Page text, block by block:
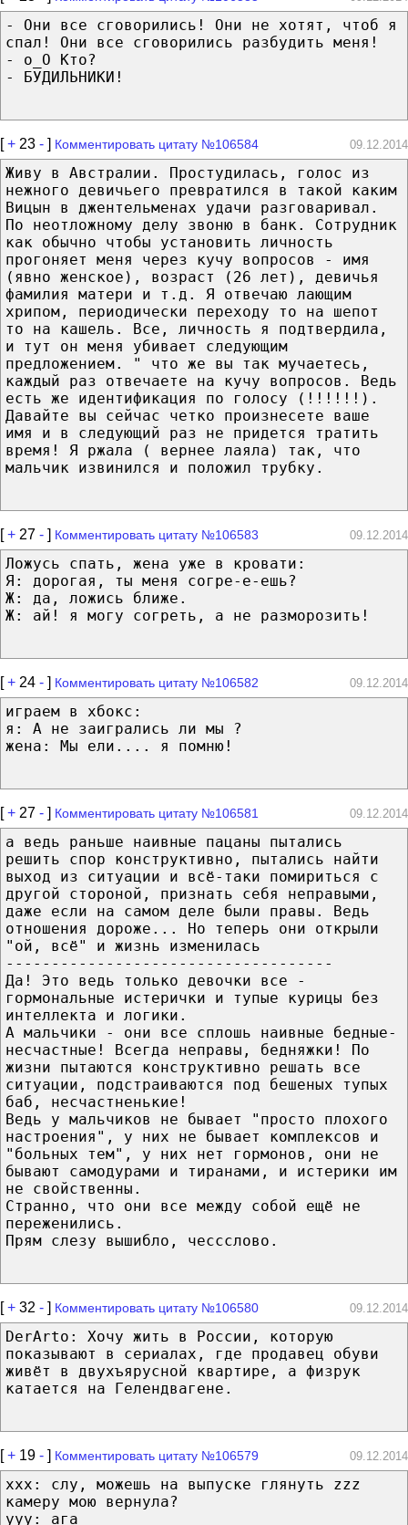
- Они все сговорились! Они не хотят, чтоб я
спал! Они все сговорились разбудить меня!
- о_О Кто?
- БУДИЛЬНИКИ!
[+ 23 - ] Комментировать цитату №106584 09.12.2014
Живу в Австралии. Простудилась, голос из
нежного девичьего превратился в такой каким
Вицын в джентельменах удачи разговаривал.
По неотложному делу звоню в банк. Сотрудник
как обычно чтобы установить личность
прогоняет меня через кучу вопросов - имя
(явно женское), возраст (26 лет), девичья
фамилия матери и т.д. Я отвечаю лающим
хрипом, периодически переходу то на шепот
то на кашель. Все, личность я подтвердила,
и тут он меня убивает следующим
предложением. " что же вы так мучаетесь,
каждый раз отвечаете на кучу вопросов. Ведь
есть же идентификация по голосу (!!!!!!).
Давайте вы сейчас четко произнесете ваше
имя и в следующий раз не придется тратить
время! Я ржала ( вернее лаяла) так, что
мальчик извинился и положил трубку.
[+ 27 - ] Комментировать цитату №106583 09.12.2014
Ложусь спать, жена уже в кровати:
Я: дорогая, ты меня согре-е-ешь?
Ж: да, ложись ближе.
Ж: ай! я могу согреть, а не разморозить!
[+ 24 - ] Комментировать цитату №106582 09.12.2014
играем в хбокс:
я: А не заигрались ли мы ?
жена: Мы ели.... я помню!
[+ 27 - ] Комментировать цитату №106581 09.12.2014
а ведь раньше наивные пацаны пытались
решить спор конструктивно, пытались найти
выход из ситуации и всё-таки помириться с
другой стороной, признать себя неправыми,
даже если на самом деле были правы. Ведь
отношения дороже... Но теперь они открыли
"ой, всё" и жизнь изменилась
------------------------------------
Да! Это ведь только девочки все -
гормональные истерички и тупые курицы без
интеллекта и логики.
А мальчики - они все сплошь наивные бедные-
несчастные! Всегда неправы, бедняжки! По
жизни пытаются конструктивно решать все
ситуации, подстраиваются под бешеных тупых
баб, несчастненькие!
Ведь у мальчиков не бывает "просто плохого
настроения", у них не бывает комплексов и
"больных тем", у них нет гормонов, они не
бывают самодурами и тиранами, и истерики им
не свойственны.
Странно, что они все между собой ещё не
переженились.
Прям слезу вышибло, чессслово.
[+ 32 - ] Комментировать цитату №106580 09.12.2014
DerArto: Хочу жить в России, которую
показывают в сериалах, где продавец обуви
живёт в двухъярусной квартире, а физрук
катается на Гелендвагене.
[+ 19 - ] Комментировать цитату №106579 09.12.2014
xxx: слу, можешь на выпуске глянуть zzz
камеру мою вернула?
yyy: ага